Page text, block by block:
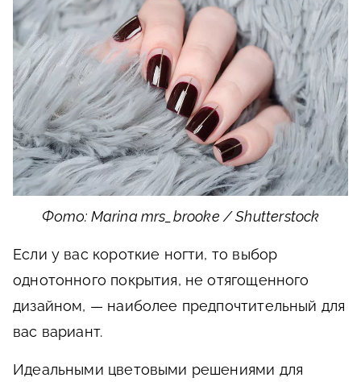
Фото: Marina mrs_brooke / Shutterstock
Если у вас короткие ногти, то выбор
однотонного покрытия, не отягощенного
дизайном, — наиболее предпочтительный для
вас вариант.
Идеальными цветовыми решениями для